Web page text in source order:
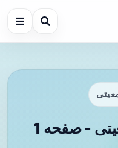
- صفحه 1